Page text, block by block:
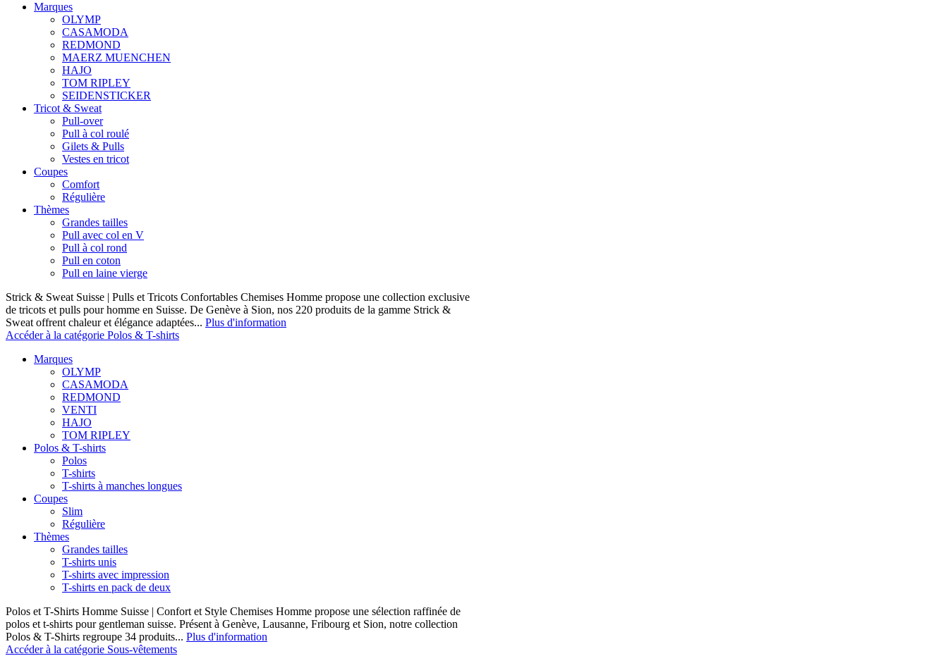
Marques
OLYMP
CASAMODA
REDMOND
MAERZ MUENCHEN
HAJO
TOM RIPLEY
SEIDENSTICKER
Tricot & Sweat
Pull-over
Pull à col roulé
Gilets & Pulls
Vestes en tricot
Coupes
Comfort
Régulière
Thèmes
Grandes tailles
Pull avec col en V
Pull à col rond
Pull en coton
Pull en laine vierge
Strick & Sweat Suisse | Pulls et Tricots Confortables Chemises Homme propose une collection exclusive
de tricots et pulls pour homme en Suisse. De Genève à Sion, nos 220 produits de la gamme Strick &
Sweat offrent chaleur et élégance adaptées... Plus d'information
Accéder à la catégorie Polos & T-shirts
Marques
OLYMP
CASAMODA
REDMOND
VENTI
HAJO
TOM RIPLEY
Polos & T-shirts
Polos
T-shirts
T-shirts à manches longues
Coupes
Slim
Régulière
Thèmes
Grandes tailles
T-shirts unis
T-shirts avec impression
T-shirts en pack de deux
Polos et T-Shirts Homme Suisse | Confort et Style Chemises Homme propose une sélection raffinée de
polos et t-shirts pour gentleman suisse. Présent à Genève, Lausanne, Fribourg et Sion, notre collection
Polos & T-Shirts regroupe 34 produits... Plus d'information
Accéder à la catégorie Sous-vêtements